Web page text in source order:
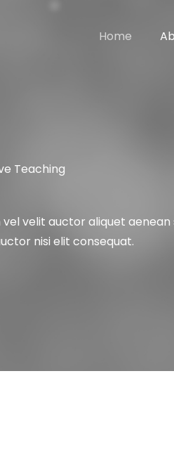
Home
Teaching
velit auctor aliquet aenean
nisi elit consequat.